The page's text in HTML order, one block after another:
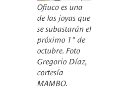
Ofiuco es una
de las joyas que
se subastarán el
próximo 1° de
octubre. Foto
Gregorio Díaz,
cortesía
MAMBO.